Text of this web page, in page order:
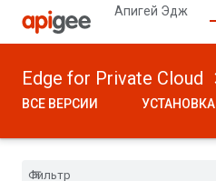
Апигей Эдж
Edge for Private Cloud
ВСЕ ВЕРСИИ УСТАНОВКА